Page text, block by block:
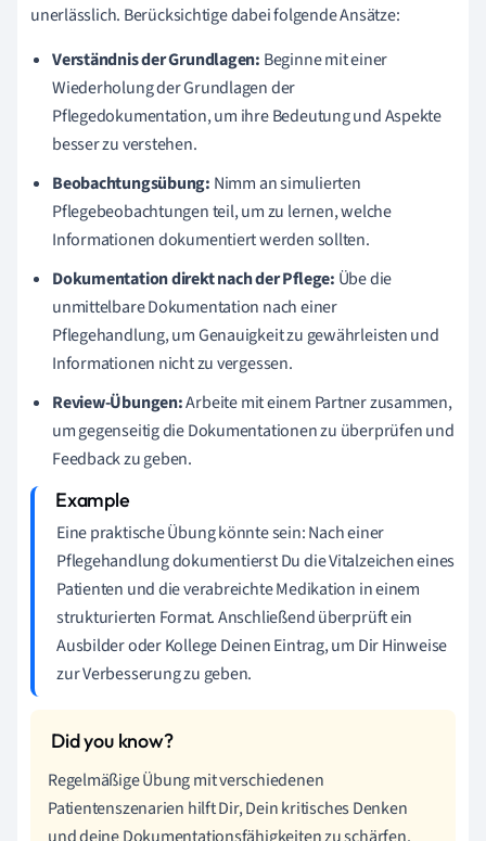
unerlässlich. Berücksichtige dabei folgende Ansätze:
Verständnis der Grundlagen: Beginne mit einer
Wiederholung der Grundlagen der
Pflegedokumentation, um ihre Bedeutung und Aspekte
besser zu verstehen.
Beobachtungsübung: Nimm an simulierten
Pflegebeobachtungen teil, um zu lernen, welche
Informationen dokumentiert werden sollten.
Dokumentation direkt nach der Pflege: Übe die
unmittelbare Dokumentation nach einer
Pflegehandlung, um Genauigkeit zu gewährleisten und
Informationen nicht zu vergessen.
Review-Übungen:Arbeite mit einem Partner zusammen,
um gegenseitig die Dokumentationen zu überprüfen und
Feedback zu geben.
Eine praktische Übung könnte sein: Nach einer
Pflegehandlung dokumentierst Du die Vitalzeichen eines
Patienten und die verabreichte Medikation in einem
strukturierten Format. Anschließend überprüft ein
Ausbilder oder Kollege Deinen Eintrag, um Dir Hinweise
zur Verbesserung zu geben.
Regelmäßige Übung mit verschiedenen
Patientenszenarien hilft Dir, Dein kritisches Denken